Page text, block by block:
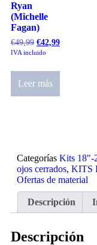
Ryan
(Michelle
Fagan)
€49,99 €42,99
IVA incluido
Leer más
Categorías Kits 18"-
ojos cerrados, KITS
Ofertas de material
Descripción
Descripción